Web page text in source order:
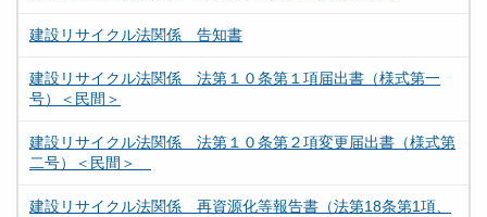
建設リサイクル法関係 告知書
建設リサイクル法関係 法第１０条第１項届出書（様式第一
号）＜民間＞
建設リサイクル法関係 法第１０条第２項変更届出書（様式第
二号）＜民間＞
建設リサイクル法関係 再資源化等報告書（法第18条第1項、